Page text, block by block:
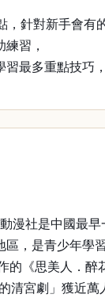
，針對新手會有
習，
最多重點技巧
社是中國最早
，是青少年學
《思美人．醉花
清宮劇」獲近萬